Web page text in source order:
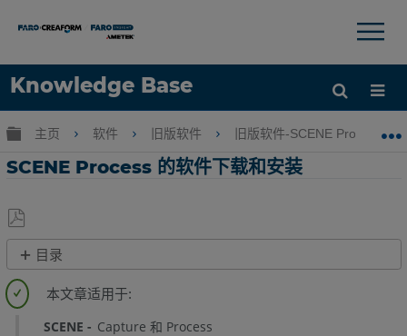
Knowledge Base
语言
×
扩展/隐缩全局层次
主页 软件 旧版软件 旧版软件-SCENE Process
SCENE Process 的软件下载和安装
另
存
为
PDF
目录
SCENE Capture 和 Process